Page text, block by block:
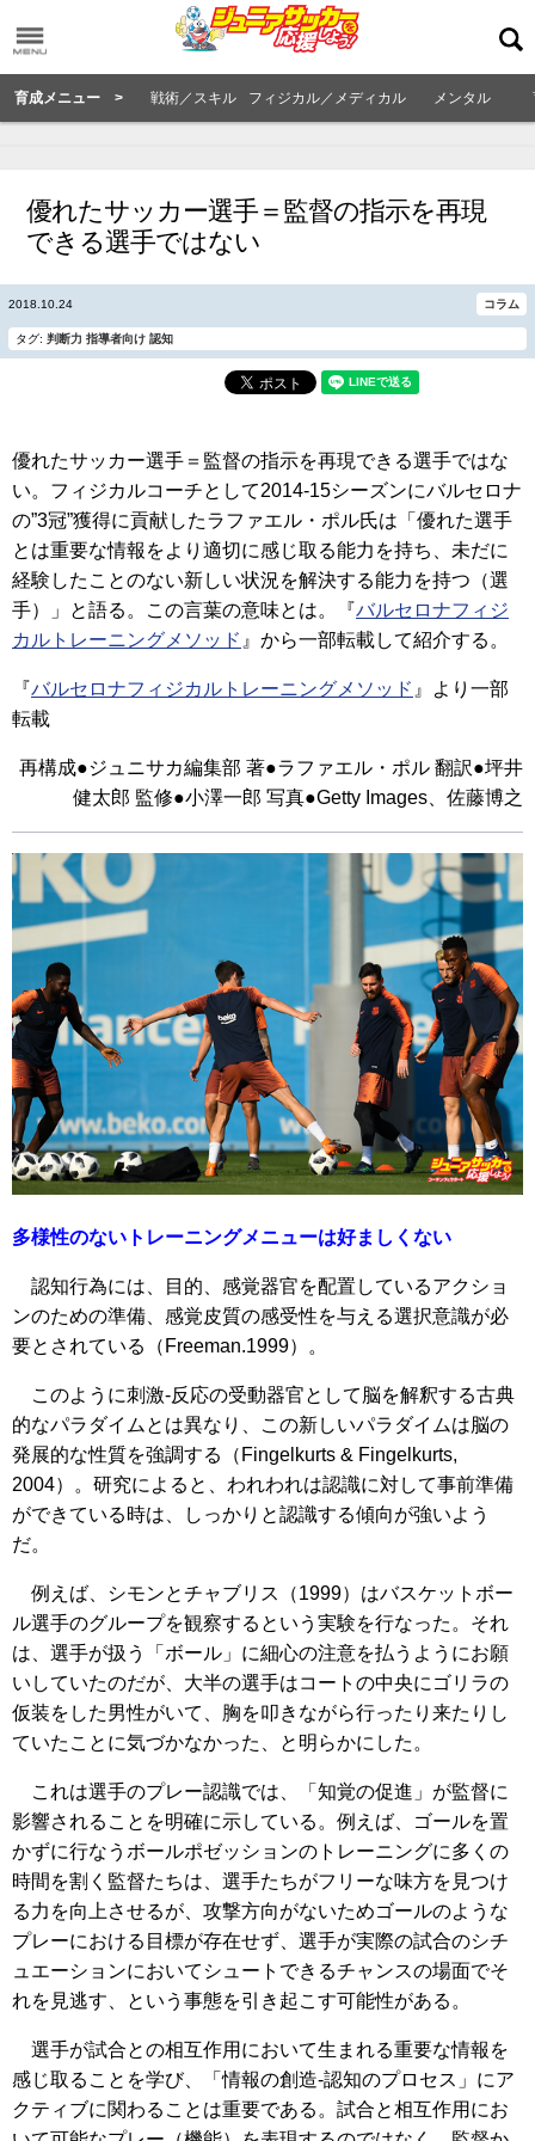
育成メニュー > 戦術／スキル フィジカル／メディカル メンタル
優れたサッカー選手＝監督の指示を再現
できる選手ではない
2018.10.24 コラム
タグ: 判断力 指導者向け 認知
優れたサッカー選手＝監督の指示を再現できる選手ではな
い。フィジカルコーチとして2014-15シーズンにバルセロナ
の”3冠”獲得に貢献したラファエル・ポル氏は「優れた選手
とは重要な情報をより適切に感じ取る能力を持ち、未だに
経験したことのない新しい状況を解決する能力を持つ（選
手）」と語る。この言葉の意味とは。『バルセロナフィジ
カルトレーニングメソッド 』から一部転載して紹介する。
『バルセロナフィジカルトレーニングメソッド 』より一部
転載
再構成●ジュニサカ編集部 著●ラファエル・ポル 翻訳●坪井
健太郎 監修●小澤一郎 写真●Getty Images、佐藤博之
多様性のないトレーニングメニューは好ましくない
認知行為には、目的、感覚器官を配置しているアクショ
ンのための準備、感覚皮質の感受性を与える選択意識が必
要とされている（Freeman.1999）。
このように刺激‐反応の受動器官として脳を解釈する古典
的なパラダイムとは異なり、この新しいパラダイムは脳の
発展的な性質を強調する（Fingelkurts & Fingelkurts,
2004）。研究によると、われわれは認識に対して事前準備
ができている時は、しっかりと認識する傾向が強いよう
だ。
例えば、シモンとチャブリス（1999）はバスケットボー
ル選手のグループを観察するという実験を行なった。それ
は、選手が扱う「ボール」に細心の注意を払うようにお願
いしていたのだが、大半の選手はコートの中央にゴリラの
仮装をした男性がいて、胸を叩きながら行ったり来たりし
ていたことに気づかなかった、と明らかにした。
これは選手のプレー認識では、「知覚の促進」が監督に
影響されることを明確に示している。例えば、ゴールを置
かずに行なうボールポゼッションのトレーニングに多くの
時間を割く監督たちは、選手たちがフリーな味方を見つけ
る力を向上させるが、攻撃方向がないためゴールのような
プレーにおける目標が存在せず、選手が実際の試合のシチ
ュエーションにおいてシュートできるチャンスの場面でそ
れを見逃す、という事態を引き起こす可能性がある。
選手が試合との相互作用において生まれる重要な情報を
感じ取ることを学び、「情報の創造‐認知のプロセス」にア
クティブに関わることは重要である。試合と相互作用にお